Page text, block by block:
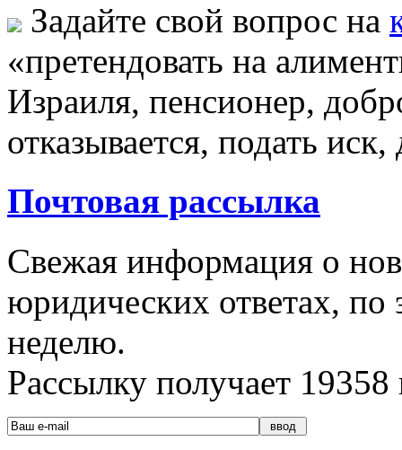
Задайте свой вопрос на
«претендовать на
Израиля, пенсионер,
отказывается, подать
Почтовая рассылка
Свежая информация о
юридических ответах, по
неделю.
Рассылку получает 19358